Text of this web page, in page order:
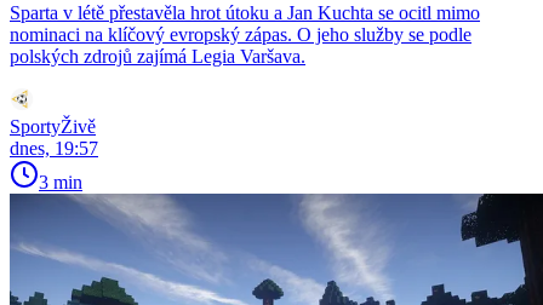
Sparta v létě přestavěla hrot útoku a Jan Kuchta se ocitl mimo
nominaci na klíčový evropský zápas. O jeho služby se podle
polských zdrojů zajímá Legia Varšava.
SportyŽivě
dnes, 19:57
3 min